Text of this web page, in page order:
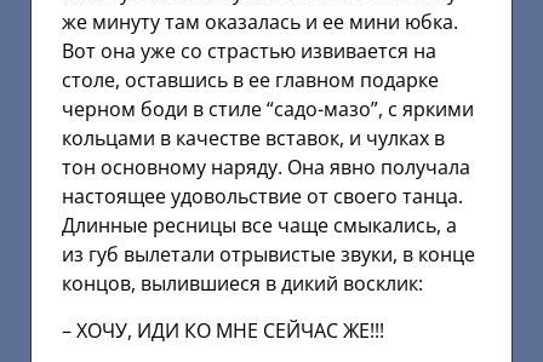
же минуту там оказалась и ее мини юбка.
Вот она уже со страстью извивается на
столе, оставшись в ее главном подарке
черном боди в стиле “садо-мазо”, с яркими
кольцами в качестве вставок, и чулках в
тон основному наряду. Она явно получала
настоящее удовольствие от своего танца.
Длинные ресницы все чаще смыкались, а
из губ вылетали отрывистые звуки, в конце
концов, вылившиеся в дикий восклик:
– ХОЧУ, ИДИ КО МНЕ СЕЙЧАС ЖЕ!!!